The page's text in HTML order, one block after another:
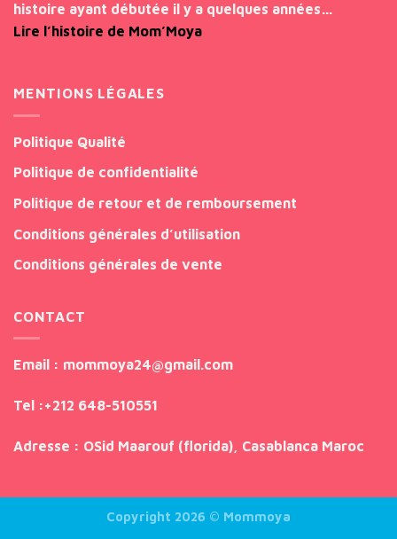
histoire ayant débutée il y a quelques années…
Lire l’histoire de Mom’Moya
MENTIONS LÉGALES
Politique Qualité
Politique de confidentialité
Politique de retour et de remboursement
Conditions générales d’utilisation
Conditions générales de vente
CONTACT
Email : mommoya24@gmail.com
Tel :+212 648-510551
Adresse : OSid Maarouf (florida), Casablanca Maroc
Copyright 2026 © Mommoya